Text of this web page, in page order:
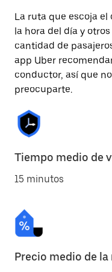
La ruta que escoja
la hora del día y
cantidad de
app Uber
conductor, así que
preocuparte.
Tiempo medio de
15 minutos
Precio medio de la